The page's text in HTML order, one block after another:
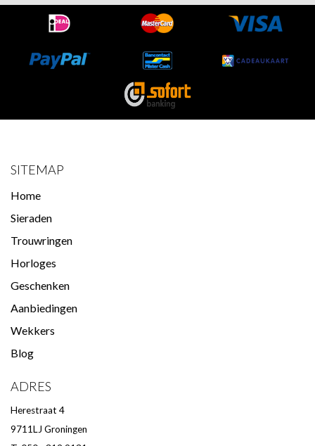
SITEMAP
Home
Sieraden
Trouwringen
Horloges
Geschenken
Aanbiedingen
Wekkers
Blog
ADRES
Herestraat 4
9711LJ Groningen